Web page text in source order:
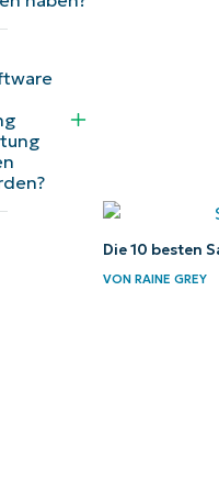
und
für
Die 10 besten
VONRAINE GREY